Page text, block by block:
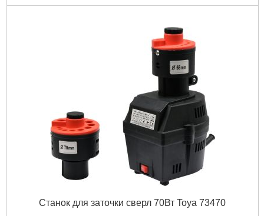
Угол наклона рабочего стола: 0-45°
Максимальная ширина заготовки(просвет до рамы):
300 х 300 мм
500 х 520 х 740 мм
Подробнее...
Станок для заточки сверл 70Вт Toya 73470